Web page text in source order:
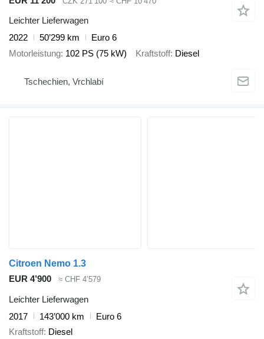
Leichter Lieferwagen
2022
50’299 km
Euro 6
Motorleistung 102 PS (75 kW) Kraftstoff Diesel
Tschechien, Vrchlabí
Citroen Nemo 1.3
EUR 4’900
≈ CHF 4’579
Leichter Lieferwagen
2017
143’000 km
Euro 6
Kraftstoff Diesel